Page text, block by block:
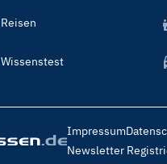
Reisen
Wissenstest
Footer
Menu
Impressum
Newsletter